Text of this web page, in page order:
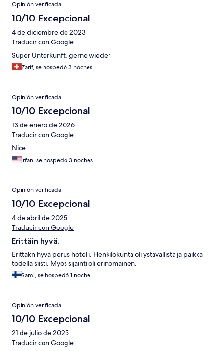
Opinión verificada
10/10 Excepcional
4 de diciembre de 2023
Traducir con Google
Super Unterkunft, gerne wieder
Zarif, se hospedó 3 noches
Opinión verificada
10/10 Excepcional
13 de enero de 2026
Traducir con Google
Nice
irfan, se hospedó 3 noches
Opinión verificada
10/10 Excepcional
4 de abril de 2025
Traducir con Google
Erittäin hyvä.
Erittäkn hyvä perus hotelli. Henkilökunta oli ystävällistä ja paikka
todella siisti. Myös sijainti oli erinomainen.
Sami, se hospedó 1 noche
Opinión verificada
10/10 Excepcional
21 de julio de 2025
Traducir con Google